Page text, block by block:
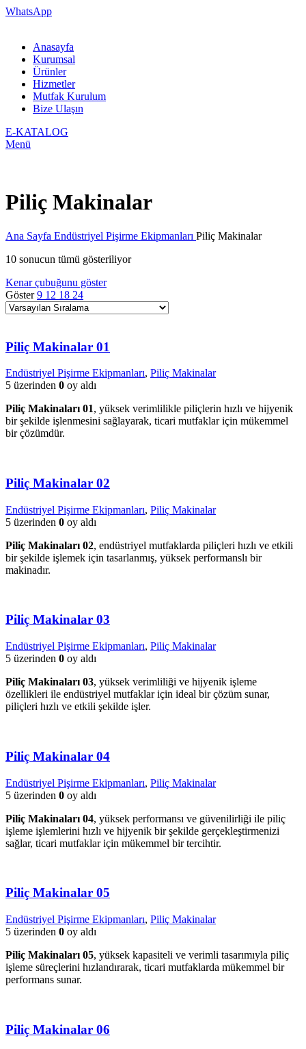
WhatsApp
Anasayfa
Kurumsal
Ürünler
Hizmetler
Mutfak Kurulum
Bize Ulaşın
E-KATALOG
Menü
Piliç Makinalar
Ana Sayfa Endüstriyel Pişirme Ekipmanları Piliç Makinalar
10 sonucun tümü gösteriliyor
Kenar çubuğunu göster
Göster9 12 18 24
Piliç Makinalar 01
Endüstriyel Pişirme Ekipmanları, Piliç Makinalar
5 üzerinden 0 oy aldı
Piliç Makinaları 01, yüksek verimlilikle piliçlerin hızlı ve hijyenik
bir şekilde işlenmesini sağlayarak, ticari mutfaklar için mükemmel
bir çözümdür.
Piliç Makinalar 02
Endüstriyel Pişirme Ekipmanları, Piliç Makinalar
5 üzerinden 0 oy aldı
Piliç Makinaları 02, endüstriyel mutfaklarda piliçleri hızlı ve etkili
bir şekilde işlemek için tasarlanmış, yüksek performanslı bir
makinadır.
Piliç Makinalar 03
Endüstriyel Pişirme Ekipmanları, Piliç Makinalar
5 üzerinden 0 oy aldı
Piliç Makinaları 03, yüksek verimliliği ve hijyenik işleme
özellikleri ile endüstriyel mutfaklar için ideal bir çözüm sunar,
piliçleri hızlı ve etkili şekilde işler.
Piliç Makinalar 04
Endüstriyel Pişirme Ekipmanları, Piliç Makinalar
5 üzerinden 0 oy aldı
Piliç Makinaları 04, yüksek performansı ve güvenilirliği ile piliç
işleme işlemlerini hızlı ve hijyenik bir şekilde gerçekleştirmenizi
sağlar, ticari mutfaklar için mükemmel bir tercihtir.
Piliç Makinalar 05
Endüstriyel Pişirme Ekipmanları, Piliç Makinalar
5 üzerinden 0 oy aldı
Piliç Makinaları 05, yüksek kapasiteli ve verimli tasarımıyla piliç
işleme süreçlerini hızlandırarak, ticari mutfaklarda mükemmel bir
performans sunar.
Piliç Makinalar 06